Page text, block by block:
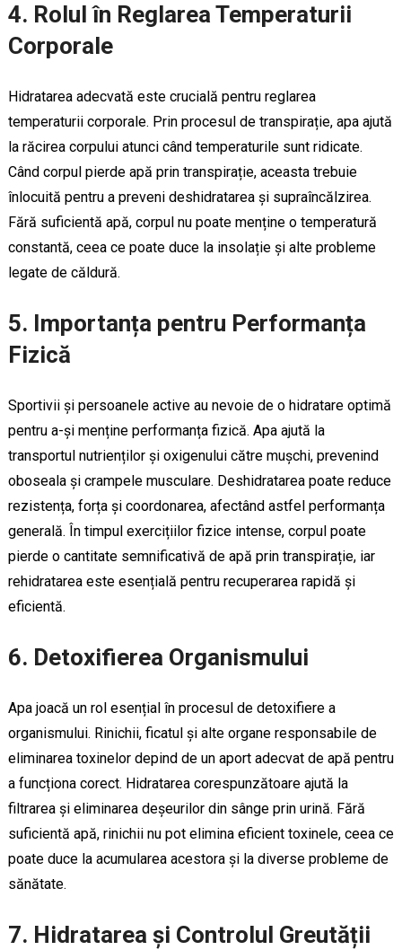
4. Rolul în Reglarea Temperaturii
Corporale
Hidratarea adecvată este crucială pentru reglarea
temperaturii corporale. Prin procesul de transpirație, apa ajută
la răcirea corpului atunci când temperaturile sunt ridicate.
Când corpul pierde apă prin transpirație, aceasta trebuie
înlocuită pentru a preveni deshidratarea și supraîncălzirea.
Fără suficientă apă, corpul nu poate menține o temperatură
constantă, ceea ce poate duce la insolație și alte probleme
legate de căldură.
5. Importanța pentru Performanța
Fizică
Sportivii și persoanele active au nevoie de o hidratare optimă
pentru a-și menține performanța fizică. Apa ajută la
transportul nutrienților și oxigenului către mușchi, prevenind
oboseala și crampele musculare. Deshidratarea poate reduce
rezistența, forța și coordonarea, afectând astfel performanța
generală. În timpul exercițiilor fizice intense, corpul poate
pierde o cantitate semnificativă de apă prin transpirație, iar
rehidratarea este esențială pentru recuperarea rapidă și
eficientă.
6. Detoxifierea Organismului
Apa joacă un rol esențial în procesul de detoxifiere a
organismului. Rinichii, ficatul și alte organe responsabile de
eliminarea toxinelor depind de un aport adecvat de apă pentru
a funcționa corect. Hidratarea corespunzătoare ajută la
filtrarea și eliminarea deșeurilor din sânge prin urină. Fără
suficientă apă, rinichii nu pot elimina eficient toxinele, ceea ce
poate duce la acumularea acestora și la diverse probleme de
sănătate.
7. Hidratarea și Controlul Greutății